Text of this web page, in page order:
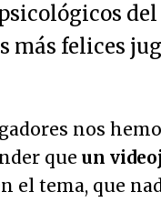
más felices
nos
que un
el tema, que